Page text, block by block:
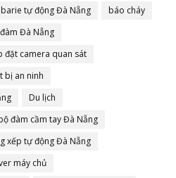
barie tự động Đà Nẵng
báo cháy
Đà Nẵng
đặt camera quan sát
bị an ninh
Du lịch
đàm cầm tay Đà Nẵng
xếp tự động Đà Nẵng
máy chủ